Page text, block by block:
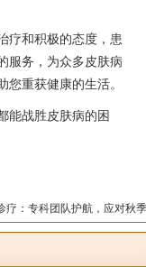
疗和积极的态度，患
服务，为众多皮肤病
重获健康的生活。
能战胜皮肤病的困
疗：专科团队护航，应对秋季